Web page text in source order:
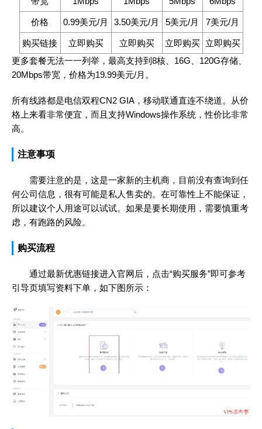
价格 0.99美元/月 3.50美元/月 5美元/月 7美元/月
购买链接 立即购买 立即购买 立即购买
立即购买
更多套餐无法一一列举，最高支持到8核、16G、120G存储、
20Mbps带宽，价格为19.99美元/月。
所有线路都是电信双程CN2 GIA，移动联通直连不绕道。从价
格上来看非常便宜，而且支持Windows操作系统，性价比非常
高。
注意事项
需要注意的是，这是一家新的主机商，目前没有查询到任
何公司信息，很有可能是私人售卖的。在可靠性上不能保证，
所以建议个人用途可以试试。如果是要长期使用，需要慎重考
虑，有跑路的风险。
购买流程
通过最新优惠链接进入官网后，点击“购买服务”即可参考
引导页填写资料下单，如下图所示：